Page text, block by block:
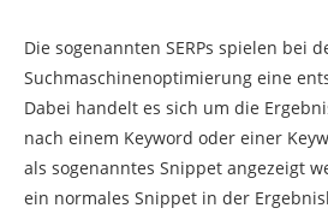
Die sogenannten SERPs spielen bei
Suchmaschinenoptimierung eine
Dabei handelt es sich um die
nach einem Keyword oder einer
als sogenanntes Snippet angezeigt
ein normales Snippet in der